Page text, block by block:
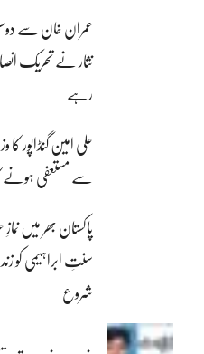
عمران خان سے
نثار نے تحریک
رہے
علی امین گنڈاپور کا
سے مستعفی ہونے
پاکستان بھر میں
سنتِ ابراہیمی کو
شروع